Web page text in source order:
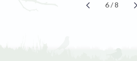
6 / 8